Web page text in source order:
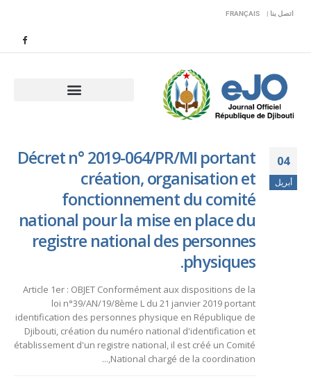
اتصل بنا | FRANÇAIS
04
أبريل
Décret n° 2019-064/PR/MI portant
création, organisation et
fonctionnement du comité
national pour la mise en place du
registre national des personnes
physiques.
Article 1er : OBJET Conformément aux dispositions de la
loi n°39/AN/19/8ème L du 21 janvier 2019 portant
identification des personnes physique en République de
Djibouti, création du numéro national d'identification et
établissement d'un registre national, il est créé un Comité
National chargé de la coordination,...